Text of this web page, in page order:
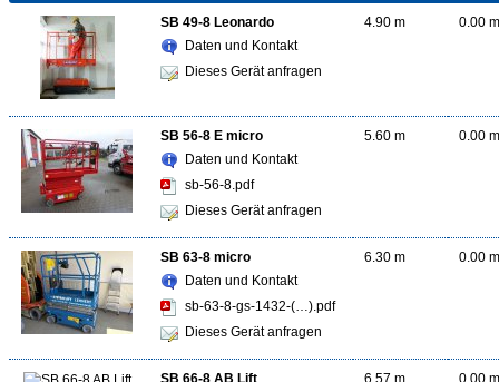
SB 49-8 Leonardo
Daten und Kontakt
Dieses Gerät anfragen
4.90 m 0.00 m
SB 56-8 E micro
Daten und Kontakt
sb-56-8.pdf
Dieses Gerät anfragen
5.60 m 0.00 m
SB 63-8 micro
Daten und Kontakt
sb-63-8-gs-1432-(…).pdf
Dieses Gerät anfragen
6.30 m 0.00 m